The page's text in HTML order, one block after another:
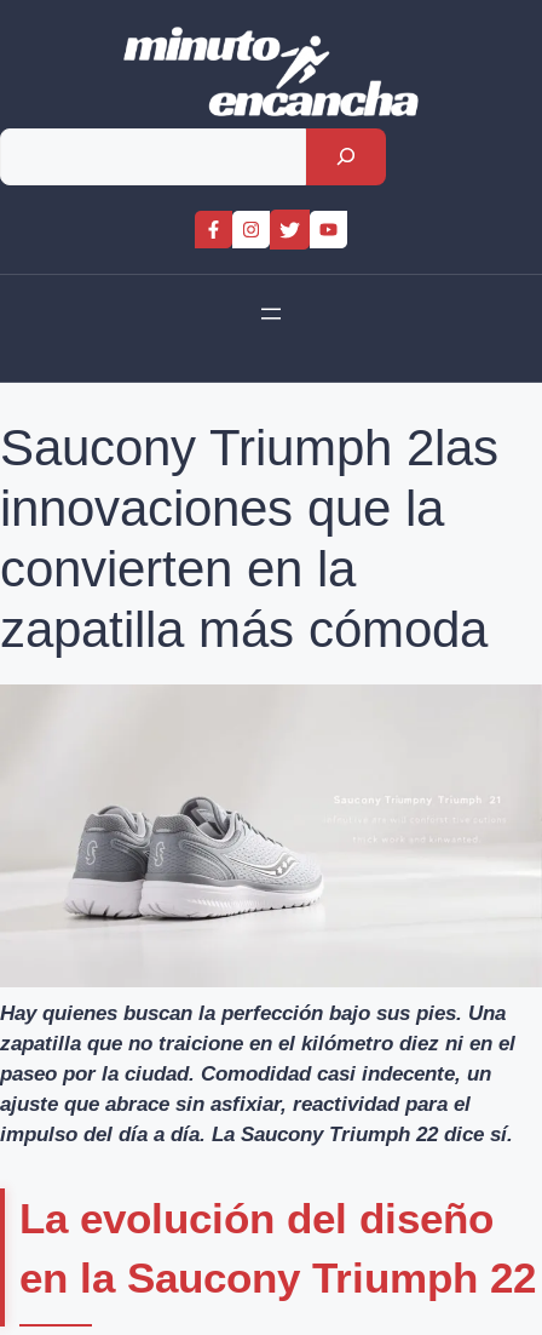
Rechercher
Saucony Triumph 2las
innovaciones que la
convierten en la
zapatilla más cómoda
Hay quienes buscan la perfección bajo sus pies. Una
zapatilla que no traicione en el kilómetro diez ni en el
paseo por la ciudad. Comodidad casi indecente, un
ajuste que abrace sin asfixiar, reactividad para el
impulso del día a día. La Saucony Triumph 22 dice sí.
La evolución del diseño
en la Saucony Triumph 22